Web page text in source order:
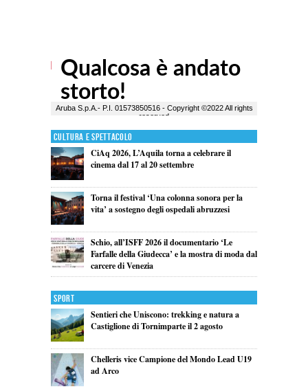
Cultura e Spettacolo
CiAq 2026, L’Aquila torna a celebrare il
cinema dal 17 al 20 settembre
Torna il festival ‘Una colonna sonora per la
vita’ a sostegno degli ospedali abruzzesi
Schio, all’ISFF 2026 il documentario ‘Le
Farfalle della Giudecca’ e la mostra di moda dal
carcere di Venezia
Sport
Sentieri che Uniscono: trekking e natura a
Castiglione di Tornimparte il 2 agosto
Chelleris vice Campione del Mondo Lead U19
ad Arco